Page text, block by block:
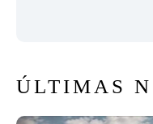
ÚLTIMAS